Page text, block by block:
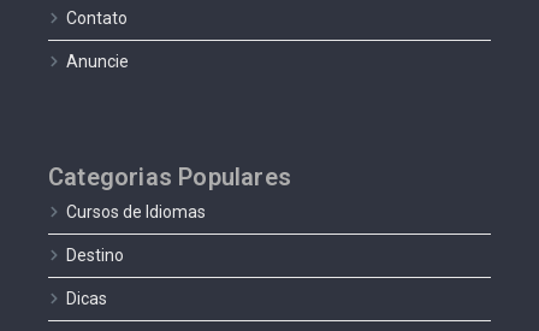
Contato
Anuncie
Categorias Populares
Cursos de Idiomas
Destino
Dicas